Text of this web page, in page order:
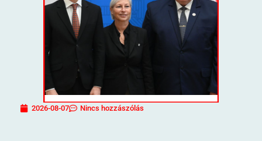
2026-08-07 Nincs hozzászólás